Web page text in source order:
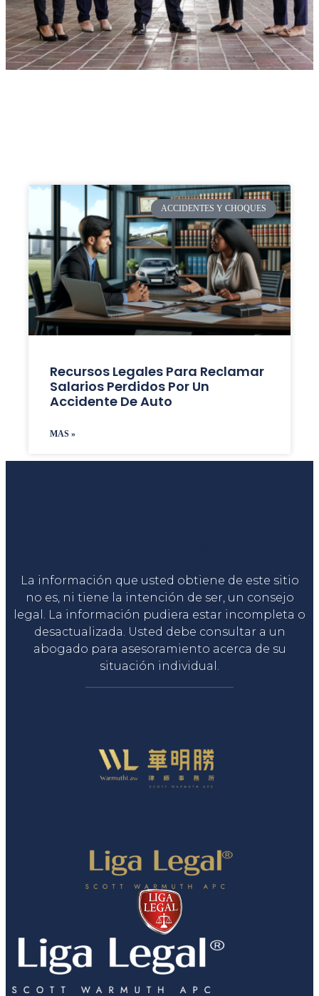
ACCIDENTES Y CHOQUES
Recursos Legales Para Reclamar
Salarios Perdidos Por Un
Accidente De Auto
MAS »
La información que usted obtiene de este sitio
no es, ni tiene la intención de ser, un consejo
legal. La información pudiera estar incompleta o
desactualizada. Usted debe consultar a un
abogado para asesoramiento acerca de su
situación individual.